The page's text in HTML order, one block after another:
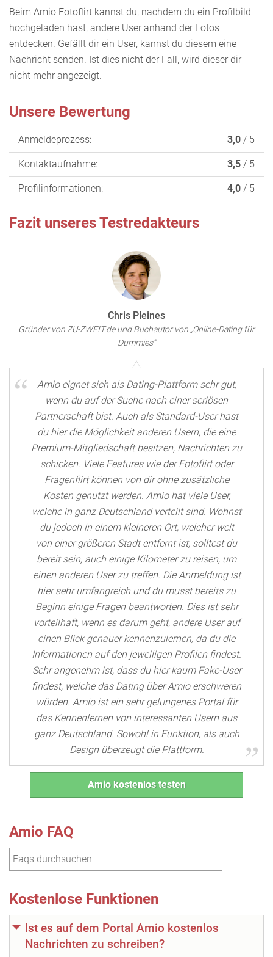
Beim Amio Fotoflirt kannst du, nachdem du ein Profilbild
hochgeladen hast, andere User anhand der Fotos
entdecken. Gefällt dir ein User, kannst du diesem eine
Nachricht senden. Ist dies nicht der Fall, wird dieser dir
nicht mehr angezeigt.
Unsere Bewertung
Anmeldeprozess: 3,0 / 5
Kontaktaufnahme: 3,5 / 5
Profilinformationen: 4,0 / 5
Fazit unseres Testredakteurs
Chris Pleines
Gründer von ZU-ZWEIT.de und Buchautor von „Online-Dating für
Dummies“
Amio eignet sich als Dating-Plattform sehr gut,
wenn du auf der Suche nach einer seriösen
Partnerschaft bist. Auch als Standard-User hast
du hier die Möglichkeit anderen Usern, die eine
Premium-Mitgliedschaft besitzen, Nachrichten zu
schicken. Viele Features wie der Fotoflirt oder
Fragenflirt können von dir ohne zusätzliche
Kosten genutzt werden. Amio hat viele User,
welche in ganz Deutschland verteilt sind. Wohnst
du jedoch in einem kleineren Ort, welcher weit
von einer größeren Stadt entfernt ist, solltest du
bereit sein, auch einige Kilometer zu reisen, um
einen anderen User zu treffen. Die Anmeldung ist
hier sehr umfangreich und du musst bereits zu
Beginn einige Fragen beantworten. Dies ist sehr
vorteilhaft, wenn es darum geht, andere User auf
einen Blick genauer kennenzulernen, da du die
Informationen auf den jeweiligen Profilen findest.
Sehr angenehm ist, dass du hier kaum Fake-User
findest, welche das Dating über Amio erschweren
würden. Amio ist ein sehr gelungenes Portal für
das Kennenlernen von interessanten Usern aus
ganz Deutschland. Sowohl in Funktion, als auch
Design überzeugt die Plattform.
Amio kostenlos testen
Amio FAQ
Kostenlose Funktionen
Ist es auf dem Portal Amio kostenlos
Nachrichten zu schreiben?